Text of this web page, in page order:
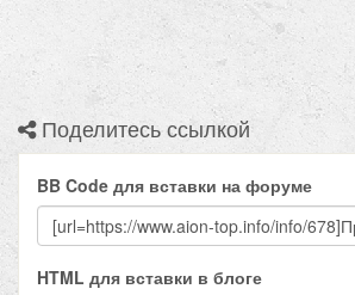
Поделитесь ссылкой
BB Code для вставки на форуме
HTML для вставки в блоге